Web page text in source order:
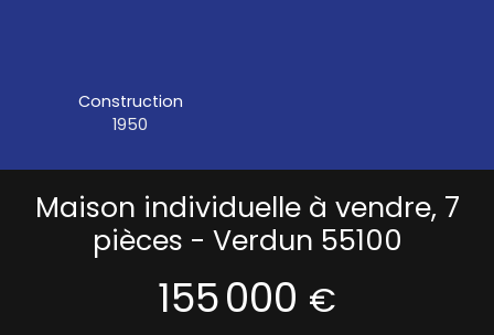
Construction
1950
Maison individuelle à vendre, 7
pièces - Verdun 55100
155 000 €